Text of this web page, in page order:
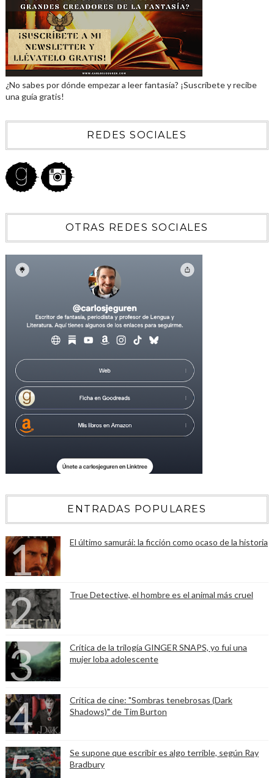
¿No sabes por dónde empezar a leer fantasía? ¡Suscríbete y recibe
una guía gratis!
REDES SOCIALES
OTRAS REDES SOCIALES
ENTRADAS POPULARES
El último samurái: la ficción como ocaso de la historia
True Detective, el hombre es el animal más cruel
Crítica de la trilogía GINGER SNAPS, yo fui una
mujer loba adolescente
Crítica de cine: "Sombras tenebrosas (Dark
Shadows)" de Tim Burton
Se supone que escribir es algo terrible, según Ray
Bradbury